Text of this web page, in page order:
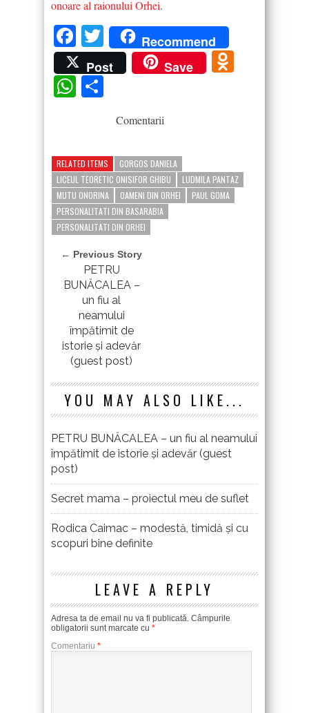
onoare al raionului Orhei.
Facebook
TwitterRecommend
Post
Save
WhatsApp
Comentarii
RELATED ITEMS
GORGOS DANIELA
LICEUL TEORETIC ONISIFOR GHIBU
LUDMILA PANTAZ
MUTU ONORINA
OAMENI DIN ORHEI
PAUL GOMA
PERSONALITATI DIN BASARABIA
PERSONALITATI DIN ORHEI
← Previous Story
PETRU
BUNĂCALEA –
un fiu al
neamului
împătimit de
istorie și adevăr
(guest post)
YOU MAY ALSO LIKE...
PETRU BUNĂCALEA – un fiu al neamului
împătimit de istorie și adevăr (guest
post)
Secret mama – proiectul meu de suflet
Rodica Caimac – modestă, timidă și cu
scopuri bine definite
LEAVE A REPLY
Adresa ta de email nu va fi publicată. Câmpurile
obligatorii sunt marcate cu *
Comentariu *